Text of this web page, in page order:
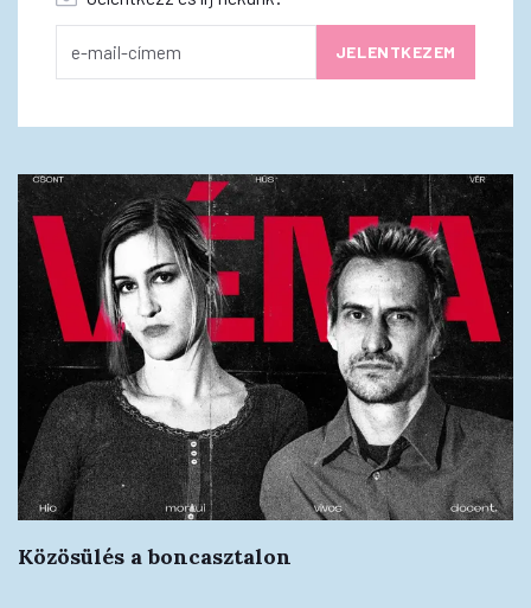
Közösülés a boncasztalon